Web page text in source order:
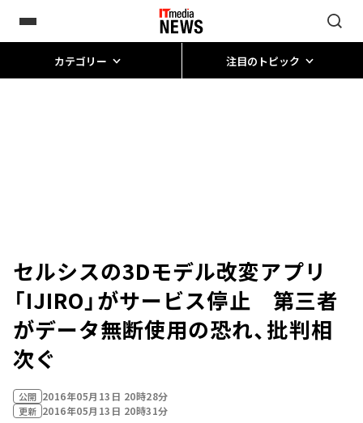
カテゴリー 注目のトピック
セルシスの3Dモデル改変アプリ
「IJIRO」がサービス停止 第三者
がデータ無断使用の恐れ、批判相
次ぐ
公開 2016年05月13日 20時28分
更新 2016年05月13日 20時31分